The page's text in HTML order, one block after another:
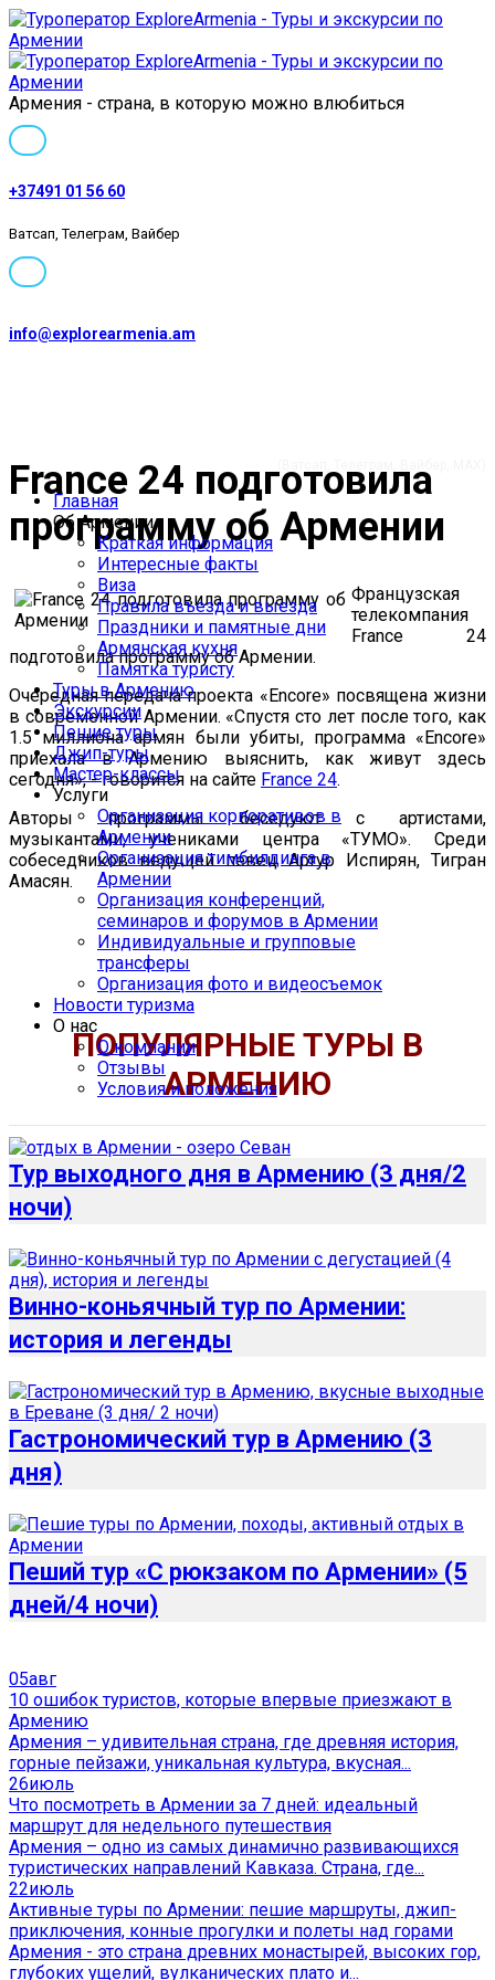
Армения - страна, в которую можно влюбиться
+37491 01 56 60
Ватсап, Телеграм, Вайбер
info@explorearmenia.am
Главная
Об Армении
Краткая информация
Интересные факты
Виза
Правила въезда и выезда
Праздники и памятные дни
Армянская кухня
Памятка туристу
Туры в Армению
Экскурсии
Пешие туры
Джип-туры
Мастер-классы
Услуги
Организация корпоративов в
Армении
Организация тимбилдинга в
Армении
Организация конференций,
семинаров и форумов в Армении
Индивидуальные и групповые
трансферы
Организация фото и видеосъемок
Новости туризма
О нас
О компании
Отзывы
Условия и положения
France 24 подготовила
программу об Армении
Французская
телекомпания
France 24
подготовила программу об Армении.
Очередная передача проекта «Encore» посвящена жизни
в современной Армении. «Спустя сто лет после того, как
1.5 миллиона армян были убиты, программа «Encore»
приехала в Армению выяснить, как живут здесь
сегодня», - говорится на сайте France 24.
Авторы программы беседуют с артистами,
музыкантами, учениками центра «ТУМО». Среди
собеседников ведущей певец Артур Испирян, Тигран
Амасян.
ПОПУЛЯРНЫЕ ТУРЫ В
АРМЕНИЮ
Тур выходного дня в Армению (3 дня/2
ночи)
Винно-коньячный тур по Армении:
история и легенды
Гастрономический тур в Армению (3
дня)
Пеший тур «С рюкзаком по Армении» (5
дней/4 ночи)
05авг
10 ошибок туристов, которые впервые приезжают в
Армению
Армения – удивительная страна, где древняя история,
горные пейзажи, уникальная культура, вкусная...
26июль
Что посмотреть в Армении за 7 дней: идеальный
маршрут для недельного путешествия
Армения – одно из самых динамично развивающихся
туристических направлений Кавказа. Страна, где...
22июль
Активные туры по Армении: пешие маршруты, джип-
приключения, конные прогулки и полеты над горами
Армения - это страна древних монастырей, высоких гор,
глубоких ущелий, вулканических плато и...